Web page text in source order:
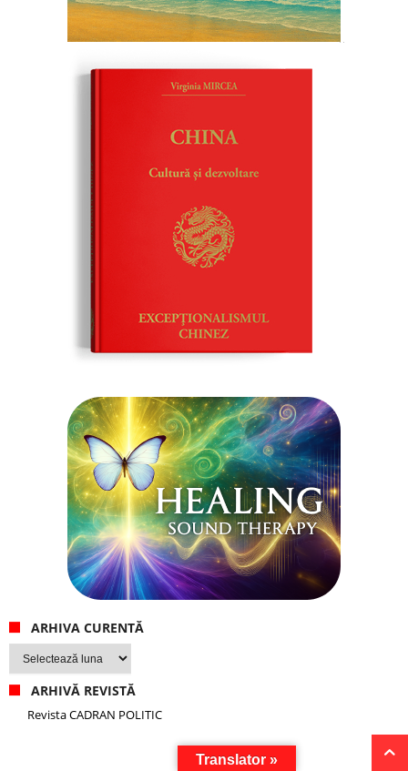
ARHIVA CURENTĂ
Arhiva
curentă
ARHIVĂ REVISTĂ
Revista CADRAN POLITIC
Translator »